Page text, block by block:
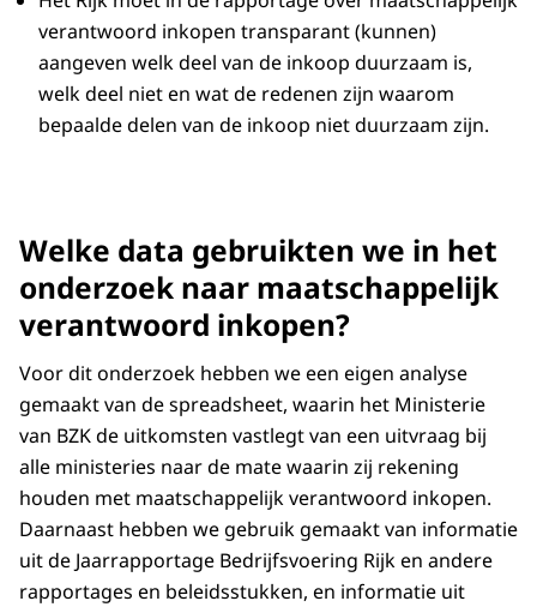
verantwoord inkopen transparant (kunnen)
aangeven welk deel van de inkoop duurzaam is,
welk deel niet en wat de redenen zijn waarom
bepaalde delen van de inkoop niet duurzaam zijn.
Welke data gebruikten we in het
onderzoek naar maatschappelijk
verantwoord inkopen?
Voor dit onderzoek hebben we een eigen analyse
gemaakt van de spreadsheet, waarin het Ministerie
van BZK de uitkomsten vastlegt van een uitvraag bij
alle ministeries naar de mate waarin zij rekening
houden met maatschappelijk verantwoord inkopen.
Daarnaast hebben we gebruik gemaakt van informatie
uit de Jaarrapportage Bedrijfsvoering Rijk en andere
rapportages en beleidsstukken, en informatie uit